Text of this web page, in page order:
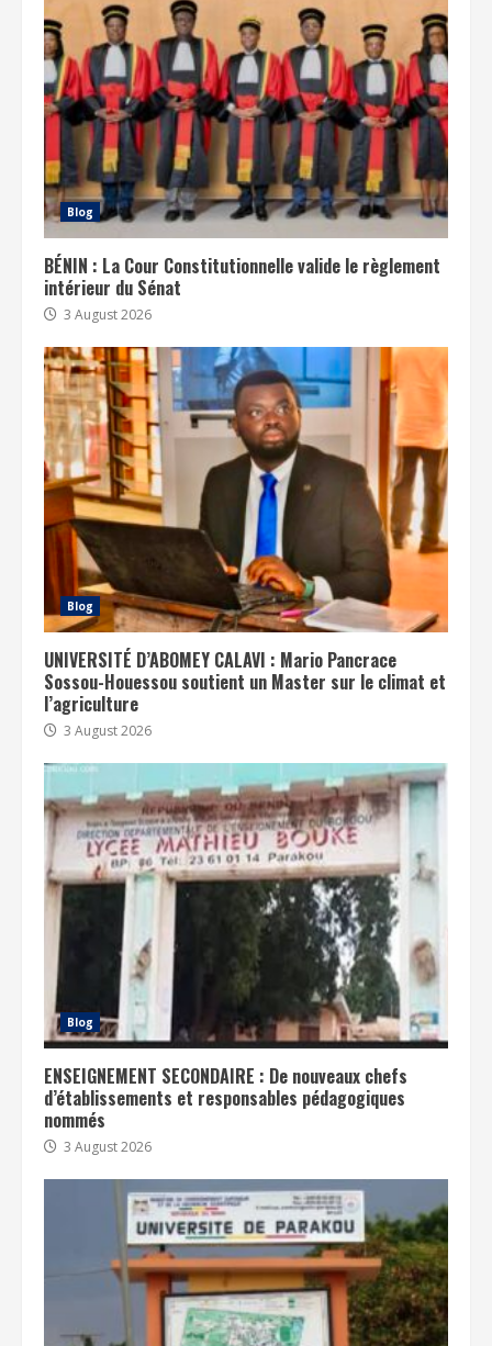
Blog
BÉNIN : La Cour Constitutionnelle valide le règlement
intérieur du Sénat
3 August 2026
Blog
UNIVERSITÉ D’ABOMEY CALAVI : Mario Pancrace
Sossou-Houessou soutient un Master sur le climat et
l’agriculture
3 August 2026
Blog
ENSEIGNEMENT SECONDAIRE : De nouveaux chefs
d’établissements et responsables pédagogiques
nommés
3 August 2026